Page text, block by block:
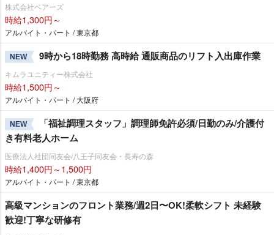
株式会社ベアーズ
時給1,300円～
アルバイト・パート / 東京都
NEW 9時から18時勤務 高時給 通販商品のリフト入出庫作業
キムラユニティー株式会社
時給1,500円～
アルバイト・パート / 大阪府
NEW
「福祉調理スタッフ」調理師免許必須/日勤のみ/介護付
き有料老人ホーム
医療法人社団同友会/八王子同友会・長寿の森
時給1,400円～1,500円
アルバイト・パート / 東京都
⾼級マンションのフロント業務/週2⽇〜OK!柔軟シフト 未経験
歓迎!丁寧な研修有